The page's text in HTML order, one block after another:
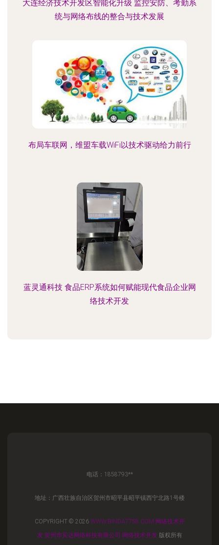
大连经济技术开发区智能化升级 监控安防、考勤系
统与网络布线的整合与技术发展
布局车联网，维盟车载WiFi以技术驱动给力前行
蓝灵通科技 食品ERP系统如何赋能现代食品企业网
络技术开发
电话：1858793**
地址：广西壮族自治区贺州市昭平县昭平镇西宁北路1号楼
COPYRIGHT © 2026 WWW.BINDA7758.COM 网络技术开
发 贺州市宾达网络科技有限公司 网络技术开发 版权所有